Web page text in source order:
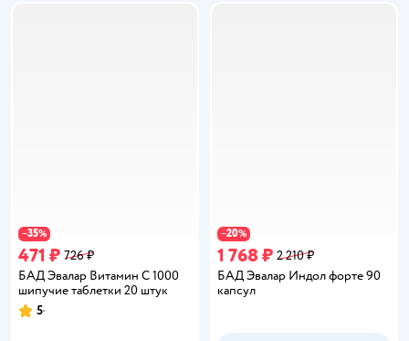
−35%
471 ₽ 726 ₽
БАД Эвалар Витамин С 1000
шипучие таблетки 20 штук
Рейтинг:
5
−20%
1 768 ₽ 2 210 ₽
БАД Эвалар Индол форте 90
капсул